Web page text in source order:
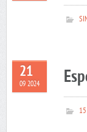
21
09 2024